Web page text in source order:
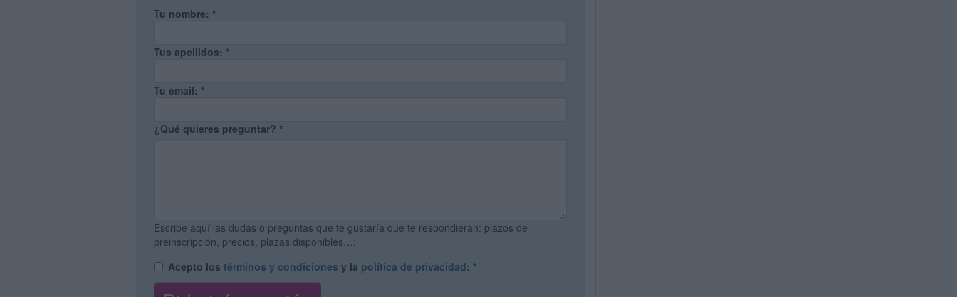
Tu nombre: *
Tus apellidos: *
Tu email: *
¿Qué quieres preguntar? *
Escribe aquí las dudas o preguntas que te gustaría que te respondieran: plazos de
preinscripción, precios, plazas disponibles…:
Acepto los términos y condiciones y la política de privacidad: *